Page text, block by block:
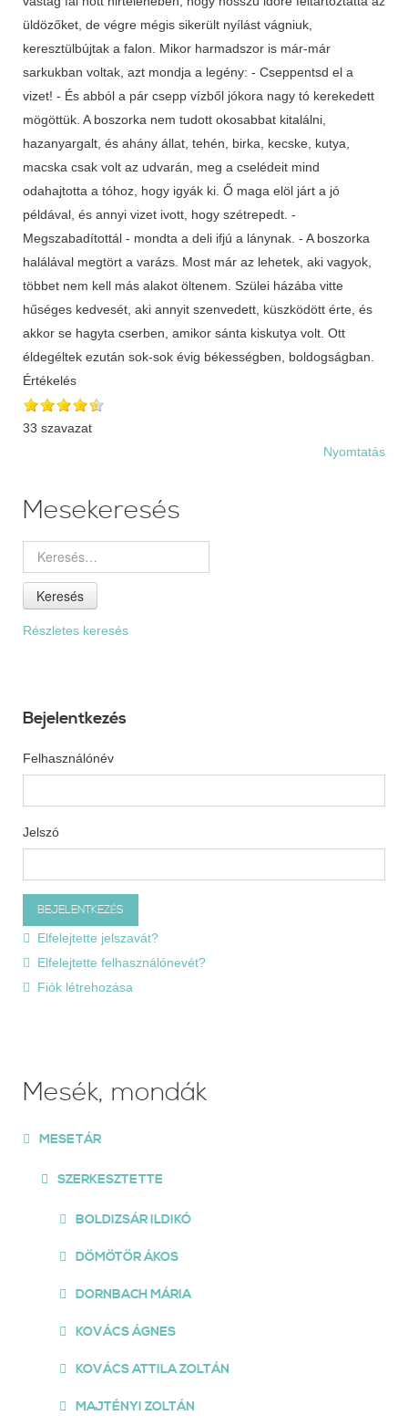
Értékelés
33 szavazat
Nyomtatás
Mesekeresés
Keresés
Részletes keresés
Bejelentkezés
Felhasználónév
Jelszó
Elfelejtette jelszavát?
Elfelejtette felhasználónevét?
Fiók létrehozása
Mesék, mondák
MESETÁR
SZERKESZTETTE
BOLDIZSÁR ILDIKÓ
DÖMÖTÖR ÁKOS
DORNBACH MÁRIA
KOVÁCS ÁGNES
KOVÁCS ATTILA ZOLTÁN
MAJTÉNYI ZOLTÁN